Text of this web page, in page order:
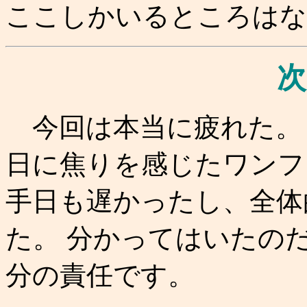
ここしかいるところは
今回は本当に疲れた
日に焦りを感じたワン
手日も遅かったし、全
た。 分かってはいたの
分の責任です。